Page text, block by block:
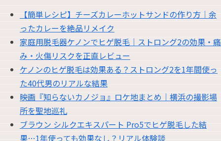
【簡単レシピ】チーズカレーホットサンドの作り方｜余
ったカレーを絶品リメイク
家庭用脱毛器ケノンでヒゲ脱毛｜ストロング2の効果・痛
み・火傷リスクを正直レビュー
ケノンのヒゲ脱毛は効果ある？ストロング2を1年間使っ
た40代男のリアルな結果
映画『知らないカノジョ』ロケ地まとめ｜横浜の撮影場
所を聖地巡礼
ブラウン シルクエキスパート Pro5でヒゲ脱毛した結
果…1年使っても効果なし？リアル体験談